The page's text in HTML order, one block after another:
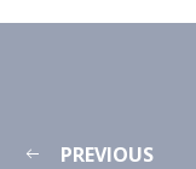
PREVIOUS